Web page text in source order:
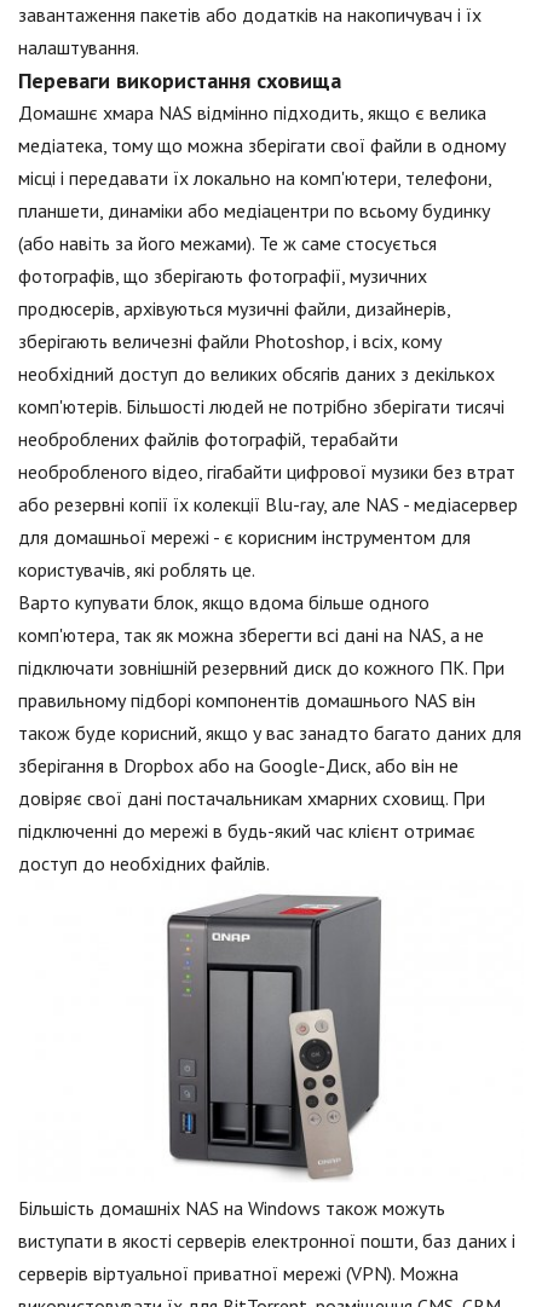
завантаження пакетів або додатків на накопичувач і їх
налаштування.
Переваги використання сховища
Домашнє хмара NAS відмінно підходить, якщо є велика
медіатека, тому що можна зберігати свої файли в одному
місці і передавати їх локально на комп'ютери, телефони,
планшети, динаміки або медіацентри по всьому будинку
(або навіть за його межами). Те ж саме стосується
фотографів, що зберігають фотографії, музичних
продюсерів, архівуються музичні файли, дизайнерів,
зберігають величезні файли Photoshop, і всіх, кому
необхідний доступ до великих обсягів даних з декількох
комп'ютерів. Більшості людей не потрібно зберігати тисячі
необроблених файлів фотографій, терабайти
необробленого відео, гігабайти цифрової музики без втрат
або резервні копії їх колекції Blu-ray, але NAS - медіасервер
для домашньої мережі - є корисним інструментом для
користувачів, які роблять це.
Варто купувати блок, якщо вдома більше одного
комп'ютера, так як можна зберегти всі дані на NAS, а не
підключати зовнішній резервний диск до кожного ПК. При
правильному підборі компонентів домашнього NAS він
також буде корисний, якщо у вас занадто багато даних для
зберігання в Dropbox або на Google-Диск, або він не
довіряє свої дані постачальникам хмарних сховищ. При
підключенні до мережі в будь-який час клієнт отримає
доступ до необхідних файлів.
Більшість домашніх NAS на Windows також можуть
виступати в якості серверів електронної пошти, баз даних і
серверів віртуальної приватної мережі (VPN). Можна